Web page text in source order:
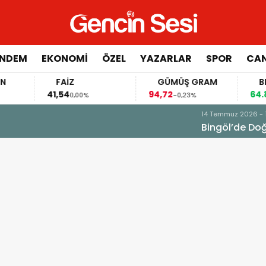
EKONOMİ ÖZEL YAZARLAR SPOR
0,00%
GÜMÜŞ GRAM
-0,23%
BITCOIN
64.882,00
Yaptırım